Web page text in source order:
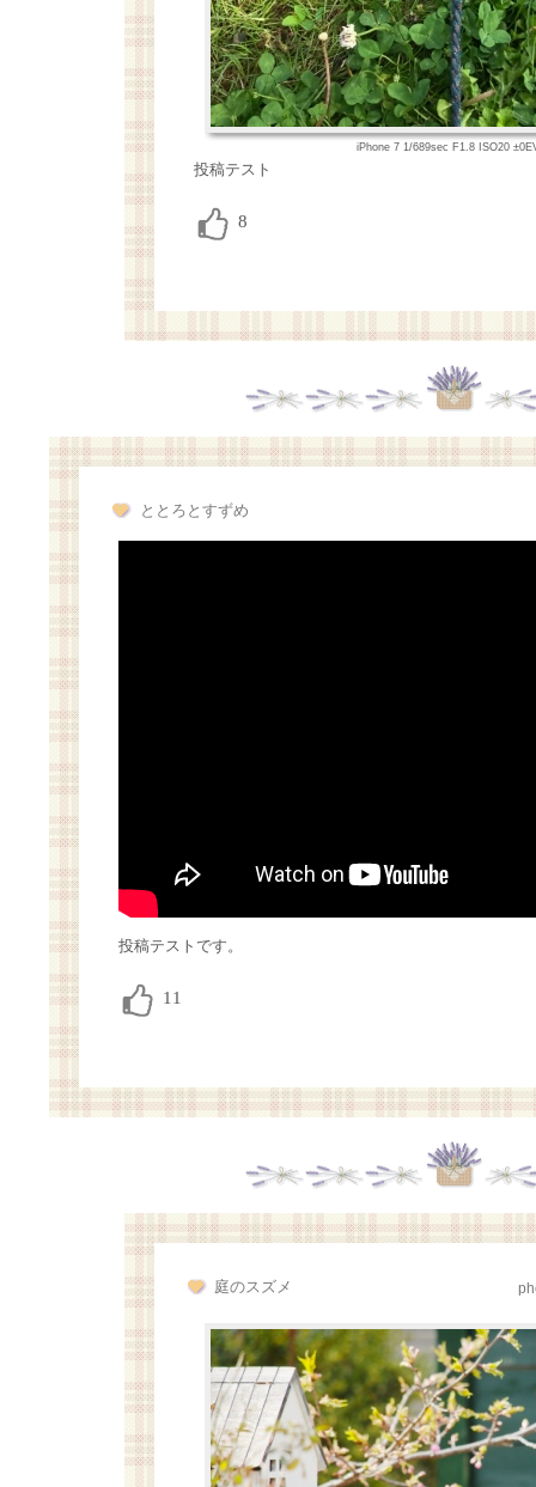
iPhone 7 1/689sec F1.8 ISO20
投稿テスト
ととろとすずめ
投稿テストです。
庭のスズメ